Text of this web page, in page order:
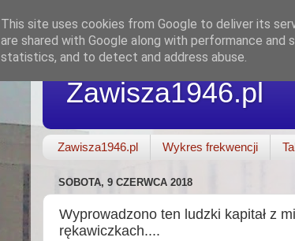
Zawisza1946.pl
Zawisza1946.pl Wykres frekwencji
SOBOTA, 9 CZERWCA 2018
Wyprowadzono ten ludzki kapitał z
rękawiczkach....
This site uses cookies from Google to deliver its
are shared with Google along with performance
statistics, and to detect and address abuse.